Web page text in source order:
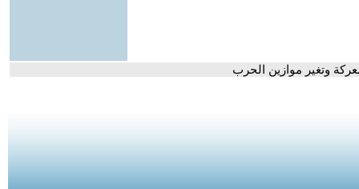
وتغير موازين الحرب